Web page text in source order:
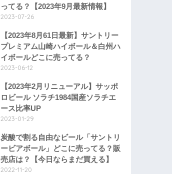
ってる？【2023年9月最新情報】
2023-07-26
【2023年8月61日最新】サントリー
プレミアム山崎ハイボール＆白州ハ
イボールどこに売ってる？
2023-06-12
【2023年2月リニューアル】サッポ
ロビール ソラチ1984国産ソラチエ
ース比率UP
2023-01-29
炭酸で割る自由なビール「サントリ
ービアボール」どこに売ってる？販
売店は？【今日ならまだ買える】
2022-11-20